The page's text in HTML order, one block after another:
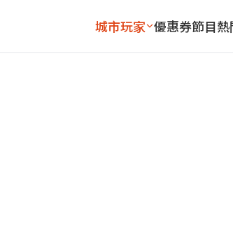
城市玩家 優惠券節目熱